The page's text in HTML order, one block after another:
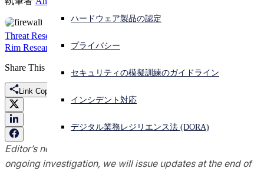
サイバー攻撃を受けている場合、連絡先はこちら
サインイン
Open search
日本語 Open language switcher
ハードウェア製品の認定
プライバシー
セキュリティの模擬訓練のガイドライン
インシデント対応
デジタル業務レジリエンス法 (DORA)
Threat Research
Rim Research
shell script
Share This
Link Copied
Editor’s note (2020-04-30): As we learn more from our
ongoing investigation, we will issue updates at the end of